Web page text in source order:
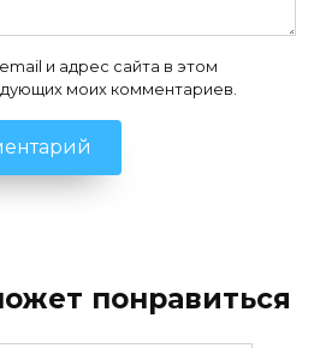
и адрес сайта в этом
моих комментариев.
понравиться